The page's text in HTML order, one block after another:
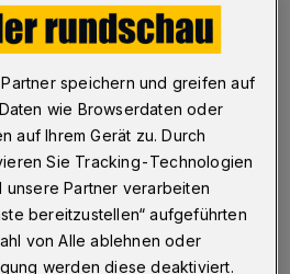
für Germania
SSV Germania: Die Sparda-
für die Fußballer.
Eine Minute Lesezeit
speichern und greifen auf
wie Browserdaten oder
auf Ihrem Gerät zu. Durch
Sie Tracking-Technologien
unsere Partner verarbeiten
bereitzustellen“ aufgeführten
von Alle ablehnen oder
werden diese deaktiviert.